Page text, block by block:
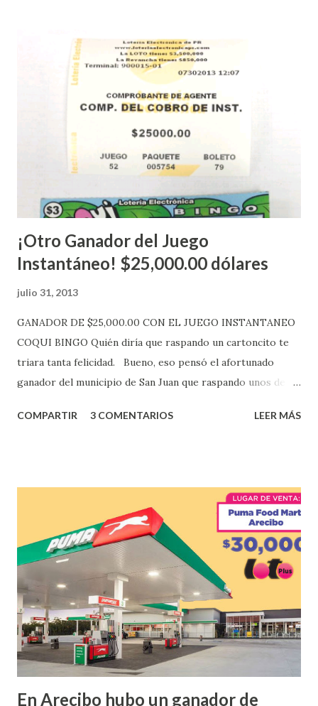
instantáneos”, indicó López. Sobre el sorteo de Powerball,
López explicó que el mismo se continuará realizando en los
Estados Unidos y los jugadores podrán conocer los
números ganadores del mismo a través de la página
aquellos con jugadas anticipadas de los sorteos locales (
Loto, Revancha, Pega 2, Pega 3 Pega 4 ) se les informará
Mientras, que l...
¡Otro Ganador del Juego
Instantáneo! $25,000.00 dólares
julio 31, 2013
GANADOR DE $25,000.00 CON EL JUEGO INSTANTANEO
COQUI BINGO Quién diría que raspando un cartoncito te
triara tanta felicidad. Bueno, eso pensó el afortunado
ganador del municipio de San Juan que raspando unos de
obtuvo un premio de $25,000,00 dólares. Este es el anuncio
ganador fue vendido en la farmacia Yarimar de la
Urbanización Las Lomas en el Municipio de San Juan
¡Enhorabuena que lo disfrute!
...
COMPARTIR 3 COMENTARIOS LEER MÁS
En Arecibo hubo un ganador de